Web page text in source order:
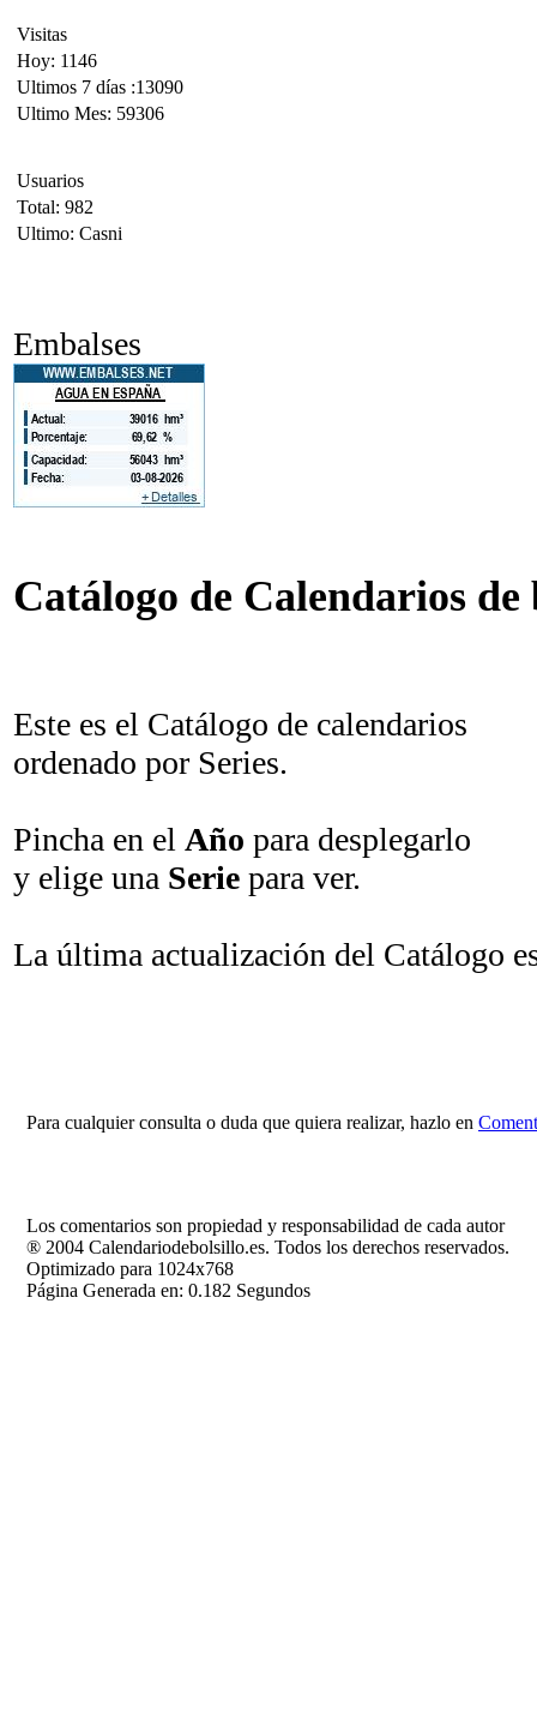
Visitas
Hoy: 1146
Ultimos 7 días :13090
Ultimo Mes: 59306
Usuarios
Total: 982
Ultimo: Casni
Embalses
Catálogo de Calendarios
Este es el Catálogo de calendarios
ordenado por Series.
Pincha en el Año para desplegarlo
y elige una Serie para ver.
La última actualización del Catálogo
Para cualquier consulta o duda que quiera realizar, hazlo en
Los comentarios son propiedad y responsabilidad de cada autor
® 2004 Calendariodebolsillo.es. Todos los derechos reservados.
Optimizado para 1024x768
Página Generada en: 0.182 Segundos